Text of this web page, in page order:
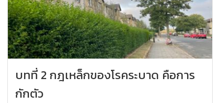
บทที่ 2 กฎเหล็กของโรคระบาด คือการ
กักตัว